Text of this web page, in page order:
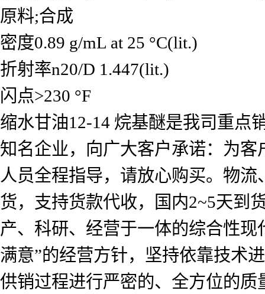
原料;合成
密度0.89 g/mL at 25 °C(lit.)
折射率n20/D 1.447(lit.)
闪点>230 °F
缩水甘油12-14 烷基醚是我司重点
知名企业，向广大客户承诺：为
人员全程指导，请放心购买。物
货，支持货款代收，国内2~5天到
产、科研、经营于一体的综合性
满意”的经营方针，坚持依靠技术
供销过程进行严密的、全方位的